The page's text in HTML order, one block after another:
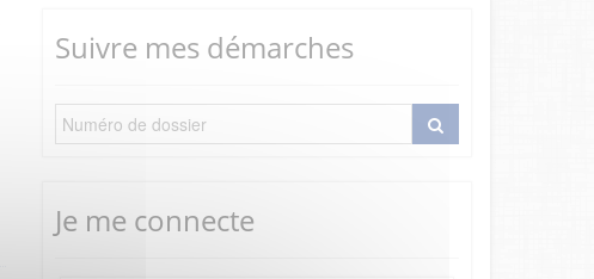
Suivre mes démarches
Je me connecte